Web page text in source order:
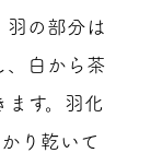
羽の部分は
、白から茶
す。羽化
り乾いて